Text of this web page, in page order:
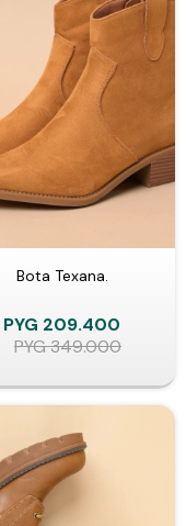
Bota Texana.
PYG 209.400
PYG349.000